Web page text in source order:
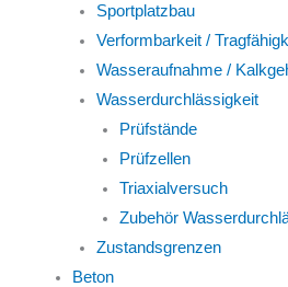
Sportplatzbau
Verformbarkeit /
Wasseraufnahme /
Wasserdurchlässigkeit
Prüfstände
Prüfzellen
Triaxialversuch
Zubehör
Zustandsgrenzen
Beton